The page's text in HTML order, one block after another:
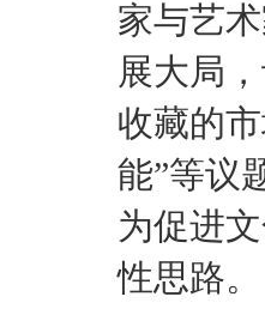
家与艺
展大局
收藏的
能”等议
为促进
性思路。